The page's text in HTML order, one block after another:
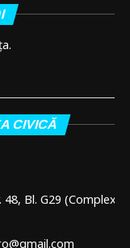
CIVICĂ
Bl. G29 (Complex